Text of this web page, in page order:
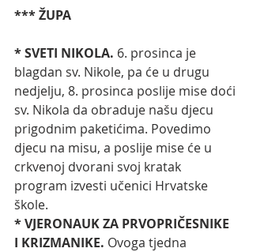
*** ŽUPA
* SVETI NIKOLA. 6. prosinca je
blagdan sv. Nikole, pa će u drugu
nedjelju, 8. prosinca poslije mise doći
sv. Nikola da obraduje našu djecu
prigodnim paketićima. Povedimo
djecu na misu, a poslije mise će u
crkvenoj dvorani svoj kratak
program izvesti učenici Hrvatske
škole.
* VJERONAUK ZA PRVOPRIČESNIKE
I KRIZMANIKE. Ovoga tjedna